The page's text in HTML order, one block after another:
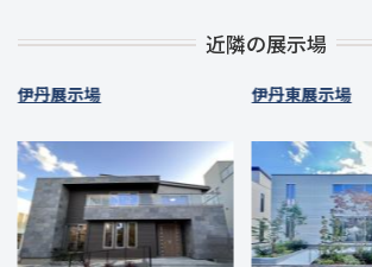
近隣の展示場
伊丹展示場 伊丹東展示場